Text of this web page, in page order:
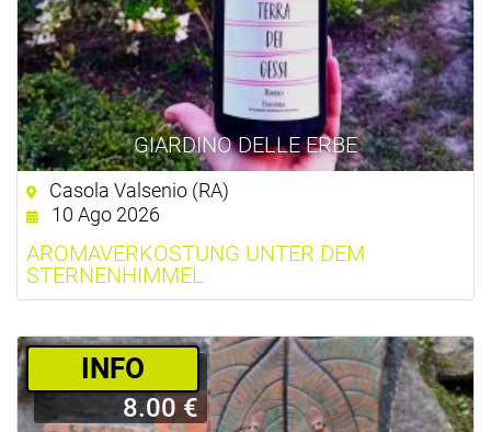
GIARDINO DELLE ERBE
Casola Valsenio (RA)
10 Ago 2026
AROMAVERKOSTUNG UNTER DEM
STERNENHIMMEL
­INFO
8.00 €